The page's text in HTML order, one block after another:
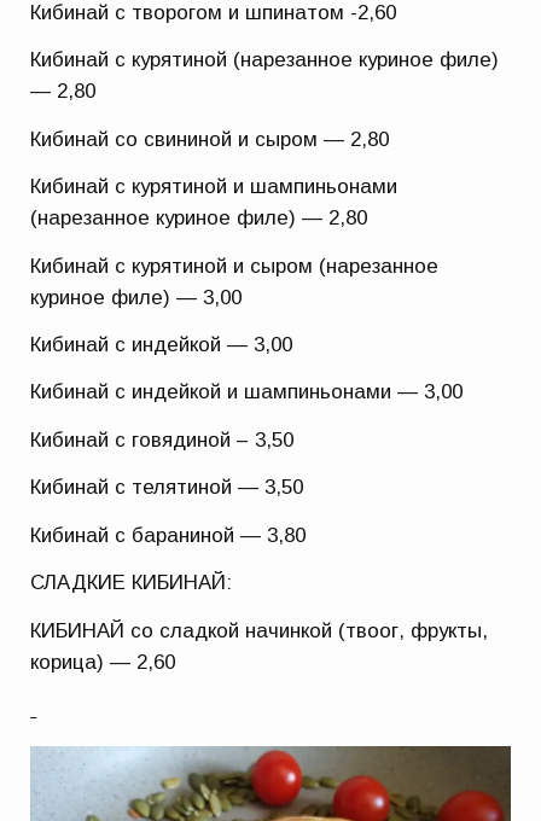
Кибинай с творогом и шпинатом -2,60
Кибинай с курятиной (нарезанное куриное филе)
— 2,80
Кибинай со свининой и сыром — 2,80
Кибинай с курятиной и шампиньонами
(нарезанное куриное филе) — 2,80
Кибинай с курятиной и сыром (нарезанное
куриное филе) — 3,00
Кибинай с индейкой — 3,00
Кибинай с индейкой и шампиньонами — 3,00
Кибинай с говядиной – 3,50
Кибинай с телятиной — 3,50
Кибинай с бараниной — 3,80
СЛАДКИЕ КИБИНАЙ:
КИБИНАЙ со сладкой начинкой (твоог, фрукты,
корица) — 2,60